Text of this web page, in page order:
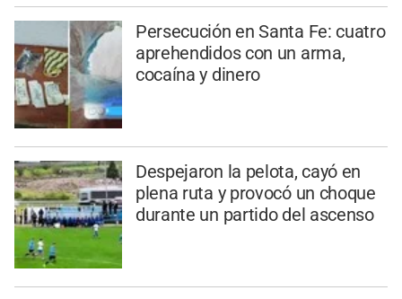
Persecución en Santa Fe: cuatro
aprehendidos con un arma,
cocaína y dinero
Despejaron la pelota, cayó en
plena ruta y provocó un choque
durante un partido del ascenso